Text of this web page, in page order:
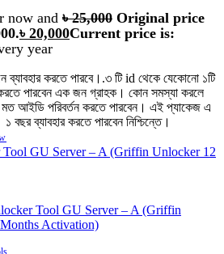
now and৳25,000 Original price
৳ 20,000Current price is:
year
করতে পারবে।.৩ টি id থেকে যেকোনো ১টি
পারবেন এক জন গ্রাহক। কোন সমস্যা করলে
আইডি পরিবর্তন করতে পারবেন। এই প্যাকেজ এ
বছর ব্যাবহার করতে পারবেন নিশ্চিন্তে।